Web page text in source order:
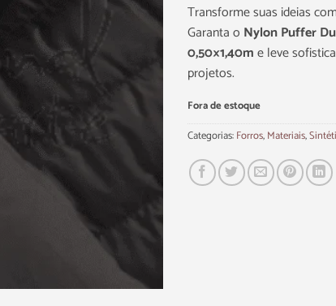
Transforme suas ideias
Garanta o Nylon Puffer
0,50×1,40me leve
projetos.
Fora de estoque
Categorias:Forros,Materiais,